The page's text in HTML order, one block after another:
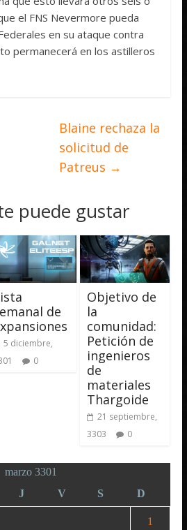
el FNS Nevermore pueda
en su ataque contra
permanecerá en los astilleros
Blaine rechaza la
solicitud de
Patreus →
puede gustar
de
5 diciembre,
0
Objetivo de
la
comunidad:
Petición de
ingenieros
de
materiales
Thargoide
21 septiembre,
3303
0
marzo 3301
J V S D
1